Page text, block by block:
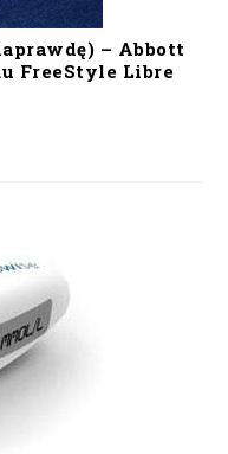
– Abbott
FreeStyle Libre